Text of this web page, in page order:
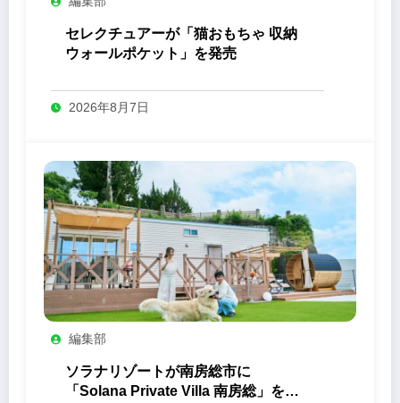
セレクチュアーが「猫おもちゃ 収納
ウォールポケット」を発売
2026年8月7日
編集部
ソラナリゾートが南房総市に
「Solana Private Villa 南房総」を開